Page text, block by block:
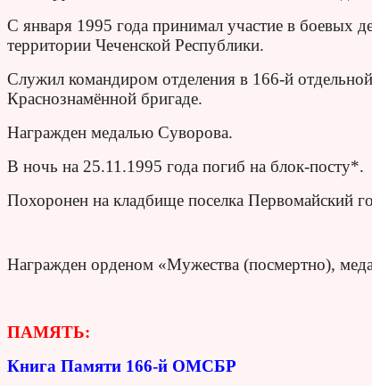
С января 1995 года принимал участие в боевых
территории Чеченской Республики.
Служил командиром отделения в 166-й
Краснознамённой бригаде.
Награжден медалью Суворова.
В ночь на 25.11.1995 года погиб на блок-посту*.
Похоронен на кладбище поселка Первомайский
Награжден орденом «Мужества (посмертно),
ПАМЯТЬ:
Книга Памяти 166-й ОМСБР